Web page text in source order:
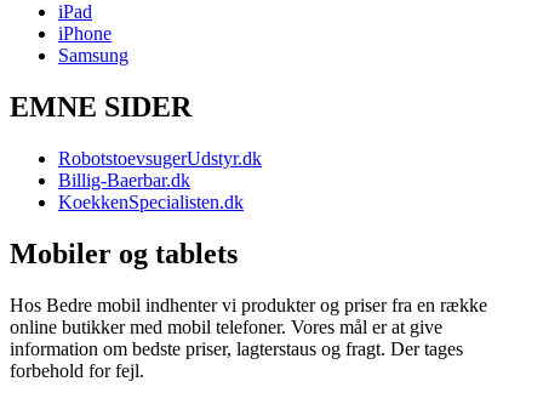
iPad
iPhone
Samsung
EMNE SIDER
RobotstoevsugerUdstyr.dk
Billig-Baerbar.dk
KoekkenSpecialisten.dk
Mobiler og tablets
Hos Bedre mobil indhenter vi produkter og priser fra en række
online butikker med mobil telefoner. Vores mål er at give
information om bedste priser, lagterstaus og fragt. Der tages
forbehold for fejl.